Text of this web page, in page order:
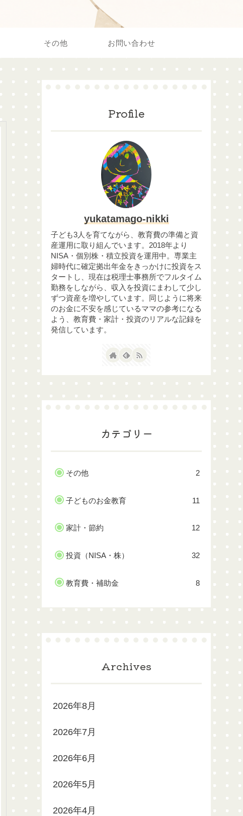
その他 お問い合わせ
Profile
yukatamago-nikki
子ども3人を育てながら、教育費の準備と資
産運用に取り組んでいます。2018年より
NISA・個別株・積立投資を運用中。専業主
婦時代に確定拠出年金をきっかけに投資をス
タートし、現在は税理士事務所でフルタイム
勤務をしながら、収入を投資にまわして少し
ずつ資産を増やしています。同じように将来
のお金に不安を感じているママの参考になる
よう、教育費・家計・投資のリアルな記録を
発信しています。
カテゴリー
その他 2
子どものお金教育 11
家計・節約 12
投資（NISA・株） 32
教育費・補助金 8
Archives
2026年8月
2026年7月
2026年6月
2026年5月
2026年4月